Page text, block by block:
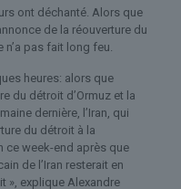
ont déchanté. Alors que
de la réouverture du
n’a pas fait long feu.
heures: alors que
du détroit d’Ormuz et la
dernière, l’Iran, qui
du détroit à la
ce week-end après que
de l’Iran resterait en
», explique Alexandre